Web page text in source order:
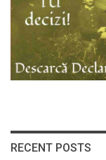
RECENT POSTS